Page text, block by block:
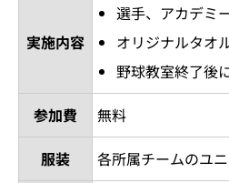
実施内容
選手、アカデミ
オリジナルタオ
野球教室終了後
参加費
無料
服装
各所属チームのユ